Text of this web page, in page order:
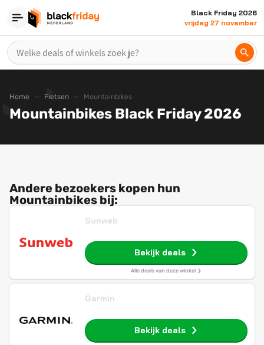
Black Friday 2026
vrijdag 27 november
Home Fietsen Mountainbikes
Mountainbikes Black Friday 2026
Andere bezoekers kopen hun
Mountainbikes bij:
Sunweb
Bekijk deals
Alle deals van deze winkel
Garmin
Bekijk deals